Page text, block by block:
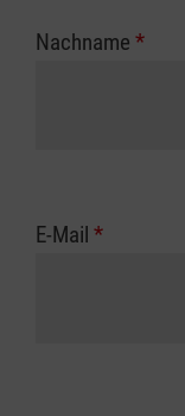
Nachname *
E-Mail *